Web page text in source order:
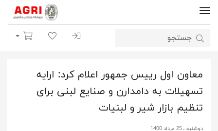
ورود | ثبت نام
لیست مورد علاقه
سبد خرید
معاون اول رییس جمهور اعلام کرد: ارایه
تسهیلات به دامدارن و صنایع لبنی برای
تنظیم بازار شیر و لبنیات
دوشنبه ، 25 مرداد 1400